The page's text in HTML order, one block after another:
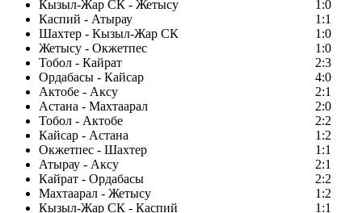
Кызыл-Жар СК - Жетысу
1:0
Каспий - Атырау
1:1
Шахтер - Кызыл-Жар СК
1:0
Жетысу - Окжетпес
1:0
Тобол - Кайрат
2:3
Ордабасы - Кайсар
4:0
Актобе - Аксу
2:1
Астана - Махтаарал
2:0
Тобол - Актобе
2:2
Кайсар - Астана
1:2
Окжетпес - Шахтер
1:1
Атырау - Аксу
2:1
Кайрат - Ордабасы
2:2
Махтаарал - Жетысу
1:2
Кызыл-Жар СК - Каспий
1:1